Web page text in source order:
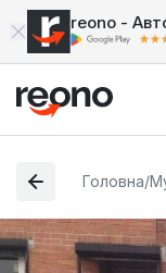
reono -
Головна/